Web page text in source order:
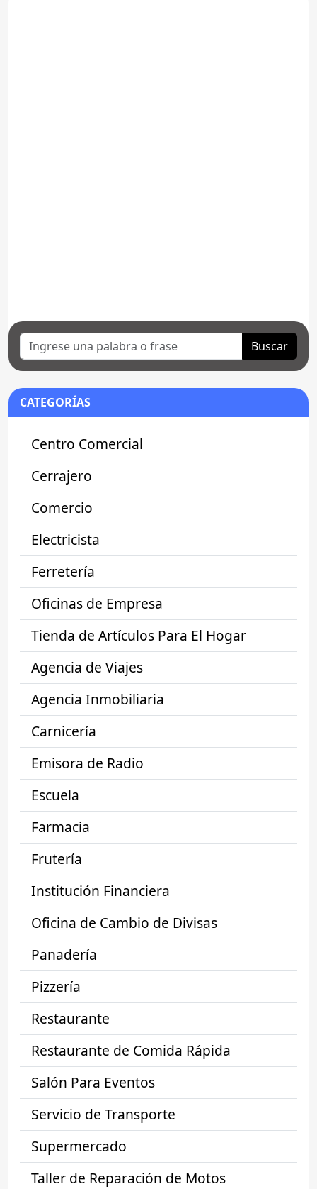
Buscar
CATEGORÍAS
Centro Comercial
Cerrajero
Comercio
Electricista
Ferretería
Oficinas de Empresa
Tienda de Artículos Para El Hogar
Agencia de Viajes
Agencia Inmobiliaria
Carnicería
Emisora de Radio
Escuela
Farmacia
Frutería
Institución Financiera
Oficina de Cambio de Divisas
Panadería
Pizzería
Restaurante
Restaurante de Comida Rápida
Salón Para Eventos
Servicio de Transporte
Supermercado
Taller de Reparación de Motos